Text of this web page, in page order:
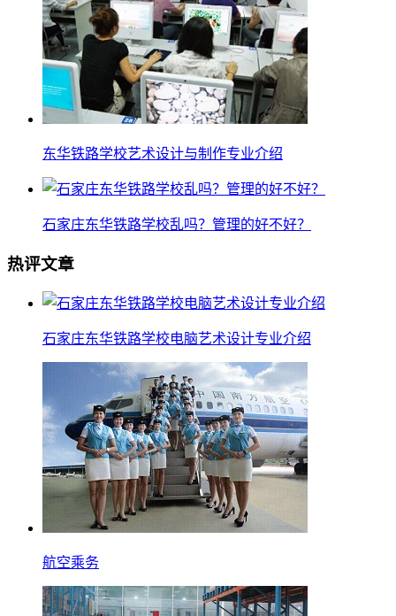
东华铁路学校艺术设计与制作专业介绍
石家庄东华铁路学校乱吗？管理的好不好？
热评文章
石家庄东华铁路学校电脑艺术设计专业介绍
航空乘务